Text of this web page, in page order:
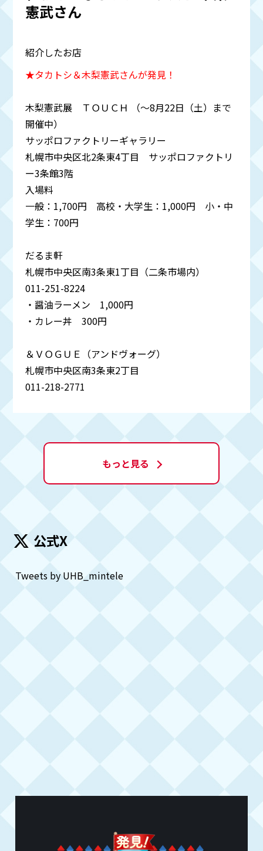
憲武さん
紹介したお店
★タカトシ＆木梨憲武さんが発見！
木梨憲武展 ＴＯＵＣＨ （～8月22日（土）まで
開催中）
サッポロファクトリーギャラリー
札幌市中央区北2条東4丁目 サッポロファクトリ
ー3条館3階
入場料
一般：1,700円 高校・大学生：1,000円 小・中
学生：700円
だるま軒
札幌市中央区南3条東1丁目（二条市場内）
011-251-8224
・醤油ラーメン 1,000円
・カレー丼 300円
＆ＶＯＧＵＥ（アンドヴォーグ）
札幌市中央区南3条東2丁目
011-218-2771
もっと見る
公式X
Tweets by UHB_mintele